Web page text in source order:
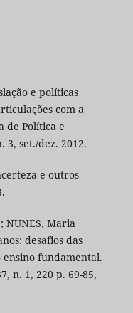
e políticas
com a
de Política e
3, set./dez. 2012.
e outros
NUNES, Maria
desafios das
fundamental.
n. 1, 220 p. 69-85,